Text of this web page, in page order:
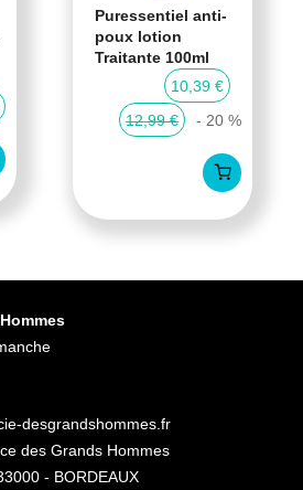
Puressentiel anti-
poux lotion
Traitante 100ml
10,39 €
12,99 €
- 20 %
desgrandshommes.fr
des Grands Hommes
- BORDEAUX